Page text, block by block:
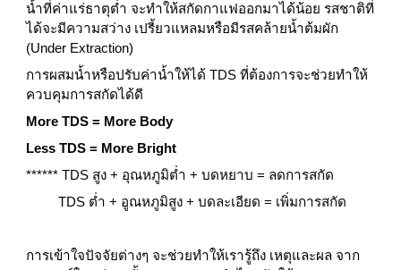
น้ำที่ค่าแร่ธาตุต่ำ จะทำให้สกัดกาแฟออกมาได้น้อย รสชาติที่
ได้จะมีความสว่าง เปรี้ยวแหลมหรือมีรสคล้ายน้ำต้มผัก
(Under Extraction)
การผสมน้ำหรือปรับค่าน้ำให้ได้ TDS ที่ต้องการจะช่วยทำให้
ควบคุมการสกัดได้ดี
More TDS = More Body
Less TDS = More Bright
****** TDS สูง + อุณหภูมิต่ำ + บดหยาบ = ลดการสกัด
         TDS ต่ำ + อูณหภูมิสูง + บดละเอียด = เพิ่มการสกัด
การเข้าใจปัจจัยต่างๆ จะช่วยทำให้เรารู้ถึง เหตุและผล จาก